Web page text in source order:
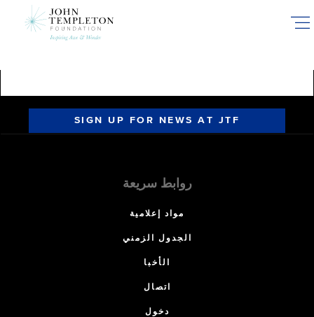
SIGN UP FOR NEWS AT JTF
روابط سريعة
مواد إعلامية
الجدول الزمني
الأخبا
اتصال
دخول